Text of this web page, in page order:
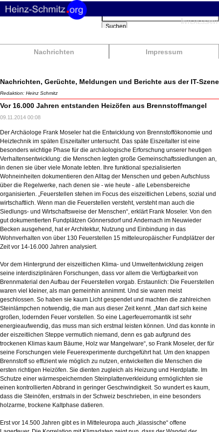
Nachrichten Impressum
Suchbegriffe
Suchen
Nachrichten, Gerüchte, Meldungen und Berichte aus der IT-Szene
Redaktion: Heinz Schmitz
Vor 16.000 Jahren entstanden Heizöfen aus Brennstoffmangel
09.11.2014 00:08
Der Archäologe Frank Moseler hat die Entwicklung von Brennstoffökonomie und
Heiztechnik im späten Eiszeitalter untersucht. Das späte Eiszeitalter ist eine
besonders wichtige Phase für die archäologische Erforschung unserer heutigen
Verhaltensentwicklung: die Menschen legten große Gemeinschaftssiedlungen an,
in denen sie über viele Monate lebten. Ihre funktional spezialisierten
Wohneinheiten dokumentieren den Alltag der Menschen und geben Aufschluss
über die Regelwerke, nach denen sie - wie heute - alle Lebensbereiche
organisierten. „Feuerstellen stehen im Focus des eiszeitlichen Lebens, sozial und
wirtschaftlich. Wenn man die Feuerstellen versteht, versteht man auch die
Siedlungs- und Wirtschaftsweise der Menschen“, erklärt Frank Moseler. Von den
gut dokumentierten Fundplätzen Gönnersdorf und Andernach im Neuwieder
Becken ausgehend, hat er Architektur, Nutzung und Einbindung in das
Wohnverhalten von über 130 Feuerstellen 15 mitteleuropäischer Fundplätzer der
Zeit vor 14-16.000 Jahren analysiert.
Vor dem Hintergrund der eiszeitlichen Klima- und Umweltentwicklung zeigen
seine interdisziplinären Forschungen, dass vor allem die Verfügbarkeit von
Brennmaterial den Aufbau der Feuerstellen vorgab. Erstaunlich: Die Feuerstellen
waren viel kleiner, als man gemeinhin annimmt. Und sie waren meist
geschlossen. So haben sie kaum Licht gespendet und machten die zahlreichen
Steinlämpchen notwendig, die man aus dieser Zeit kennt. „Man darf sich keine
großen, lodernden Feuer vorstellen. So eine Lagerfeuerromantik ist sehr
energieaufwendig, das muss man sich erstmal leisten können. Und das konnte in
der eiszeitlichen Steppe vermutlich niemand, denn es gab aufgrund des
trockenen Klimas kaum Bäume, Holz war Mangelware“, so Frank Moseler, der für
seine Forschungen viele Feuerexperimente durchgeführt hat. Um den knappen
Brennstoff so effizient wie möglich zu nutzen, entwickelten die Menschen die
ersten richtigen Heizöfen. Sie dienten zugleich als Heizung und Herdplatte. Im
Schutze einer wärmespeichernden Steinplattenverkleidung ermöglichten sie
einen kontrollierten Abbrand in geringer Geschwindigkeit. So wundert es kaum,
dass die Steinöfen, erstmals in der Schweiz beschrieben, in eine besonders
holzarme, trockene Kaltphase datieren.
Erst vor 14.500 Jahren gibt es in Mitteleuropa auch „klassische“ offene